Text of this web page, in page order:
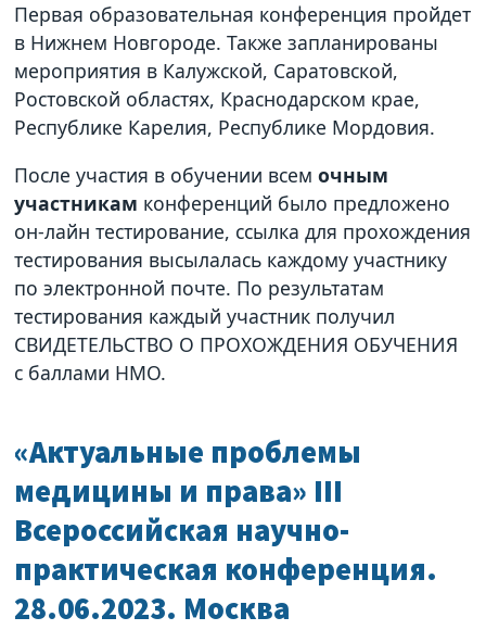
Первая образовательная конференция пройдет
в Нижнем Новгороде. Также запланированы
мероприятия в Калужской, Саратовской,
Ростовской областях, Краснодарском крае,
Республике Карелия, Республике Мордовия.
После участия в обучении всемочным
участникам конференций было предложено
он-лайн тестирование, ссылка для прохождения
тестирования высылалась каждому участнику
по электронной почте. По результатам
тестирования каждый участник получил
СВИДЕТЕЛЬСТВО О ПРОХОЖДЕНИЯ ОБУЧЕНИЯ
с баллами НМО.
«Актуальные проблемы
медицины и права» III
Всероссийская научно-
практическая конференция.
28.06.2023. Москва